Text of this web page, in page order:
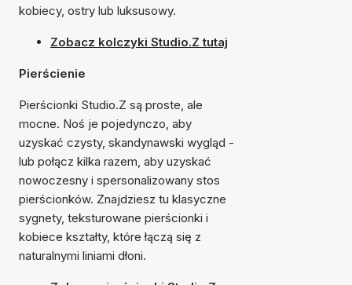
kobiecy, ostry lub luksusowy.
Zobacz kolczyki Studio.Z tutaj
Pierścienie
Pierścionki Studio.Z są proste, ale
mocne. Noś je pojedynczo, aby
uzyskać czysty, skandynawski wygląd -
lub połącz kilka razem, aby uzyskać
nowoczesny i spersonalizowany stos
pierścionków. Znajdziesz tu klasyczne
sygnety, teksturowane pierścionki i
kobiece kształty, które łączą się z
naturalnymi liniami dłoni.